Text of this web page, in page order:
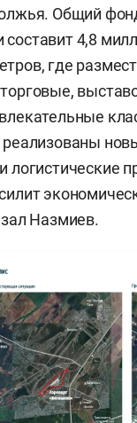
Общий
4,8
где
реализованы
логистические
Назмиев.